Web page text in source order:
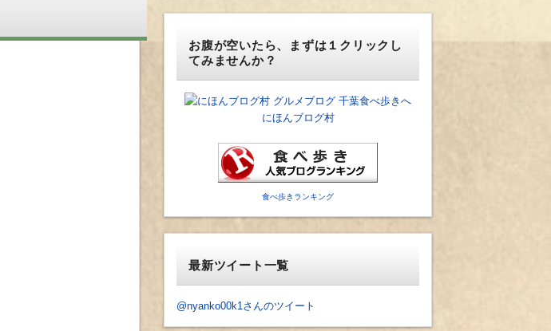
お腹が空いたら、まずは１クリックし
てみませんか？
にほんブログ村
食べ歩きランキング
最新ツイート一覧
@nyanko00k1さんのツイート